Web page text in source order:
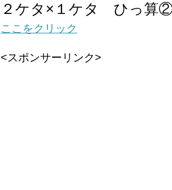
２ケタ×１ケタ ひっ算
ここをクリック
<スポンサーリンク>